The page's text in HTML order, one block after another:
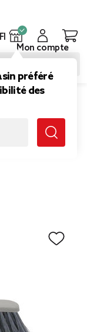
préféré
des
Mon compte